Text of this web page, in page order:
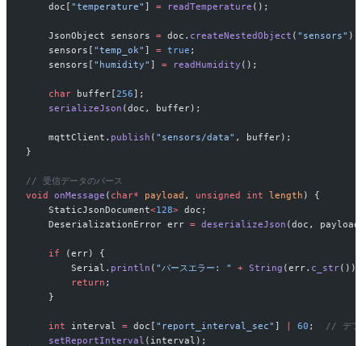
    doc[
"temperature" ] = readTemperature ();
    JsonObject sensors
= doc. createNestedObject ( "sensors" );
    sensors[
"temp_ok" ] = true ;
    sensors[
"humidity" ] = readHumidity ();
    char
buffer[256];
    serializeJson
(doc, buffer);
    mqttClient.
publish ( "sensors/data" , buffer);
}
// 受信データのパース
void
onMessage ( char* payload , unsigned int length ) {
    StaticJsonDocument
<128> doc;
    DeserializationError err
= deserializeJson (doc,
    if
(err) {
        Serial.
println ( "パースエラー: " + String (err. c_str
        return
;
    }
    int
interval = doc[ "report_interval_sec" ] 60 ;
// デフ
    setReportInterval
(interval);